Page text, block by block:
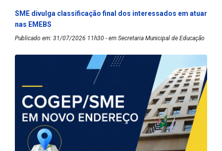
SME divulga classificação final dos interessados em atuar
nas EMEBS
Publicado em: 31/07/2026 11h30 - em Secretaria Municipal de Educação